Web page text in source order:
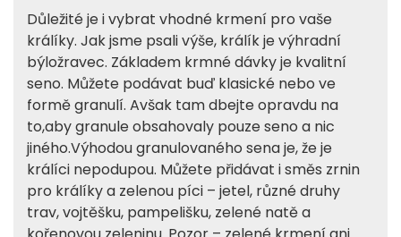
Důležité je i vybrat vhodné krmení pro vaše
králíky. Jak jsme psali výše, králík je výhradní
býložravec. Základem krmné dávky je kvalitní
seno. Můžete podávat buď klasické nebo ve
formě granulí. Avšak tam dbejte opravdu na
to,aby granule obsahovaly pouze seno a nic
jiného.Výhodou granulovaného sena je, že je
králíci nepodupou. Můžete přidávat i směs zrnin
pro králíky a zelenou píci – jetel, různé druhy
trav, vojtěšku, pampelišku, zelené natě a